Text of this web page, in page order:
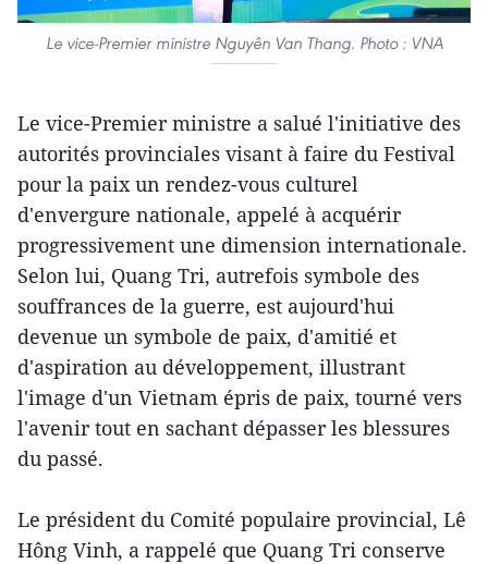
Le vice-Premier ministre Nguyên Van Thang. Photo : VNA
Le vice-Premier ministre a salué l'initiative des
autorités provinciales visant à faire du Festival
pour la paix un rendez-vous culturel
d'envergure nationale, appelé à acquérir
progressivement une dimension internationale.
Selon lui, Quang Tri, autrefois symbole des
souffrances de la guerre, est aujourd'hui
devenue un symbole de paix, d'amitié et
d'aspiration au développement, illustrant
l'image d'un Vietnam épris de paix, tourné vers
l'avenir tout en sachant dépasser les blessures
du passé.
Le président du Comité populaire provincial, Lê
Hông Vinh, a rappelé que Quang Tri conserve